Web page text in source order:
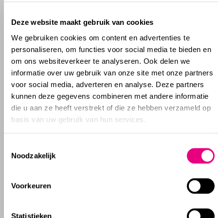
Deze website maakt gebruik van cookies
We gebruiken cookies om content en advertenties te
personaliseren, om functies voor social media te bieden en
om ons websiteverkeer te analyseren. Ook delen we
informatie over uw gebruik van onze site met onze partners
voor social media, adverteren en analyse. Deze partners
kunnen deze gegevens combineren met andere informatie
die u aan ze heeft verstrekt of die ze hebben verzameld op
basis van uw gebruik van hun services.
Noodzakelijk
Voorkeuren
Statistieken
vastgoedgerelateerde vraagstukken. Heeft u naar aanleiding